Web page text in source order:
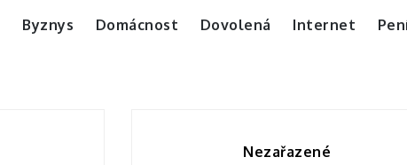
Byznys Domácnost Dovolená Internet
Nezařazené